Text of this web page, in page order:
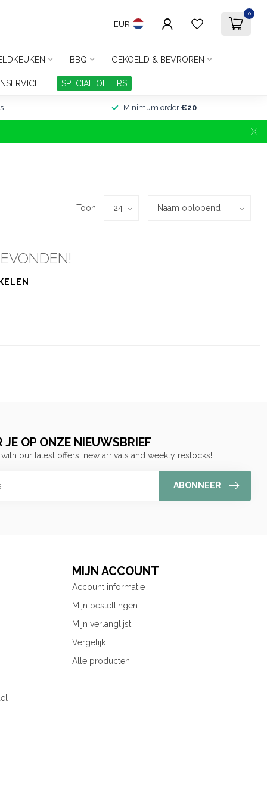
EUR
0
BBQ GEKOELD & BEVROREN
SPECIAL OFFERS
Minimum order €20
Toon:
JE OP ONZE NIEUWSBRIEF
our latest offers, new arrivals and weekly restocks!
ABONNEER
MIJN ACCOUNT
Account informatie
Mijn bestellingen
Mijn verlanglijst
Vergelijk
Alle producten